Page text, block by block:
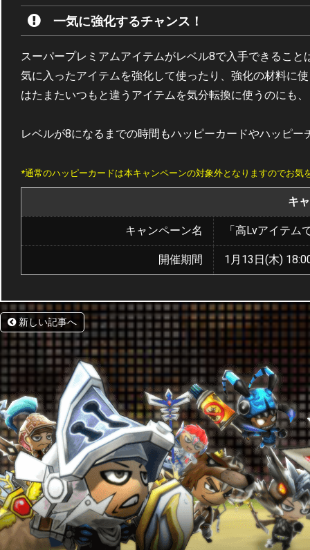
一気に強化するチャンス！
スーパープレミアムアイテムがレベル8で入手できるこ
気に入ったアイテムを強化して使ったり、強化の材料に
はたまたいつもと違うアイテムを気分転換に使うのにも
レベルが8になるまでの時間もハッピーカードやハッピ
*通常のハッピーカードは本キャンペーンの対象外となりますのでお気
キ
キャンペーン名 「高Lvアイテム
開催期間 1月13日(木)
新しい記事へ